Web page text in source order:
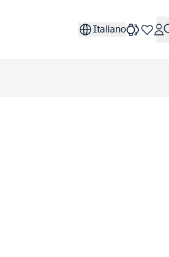
Italiano